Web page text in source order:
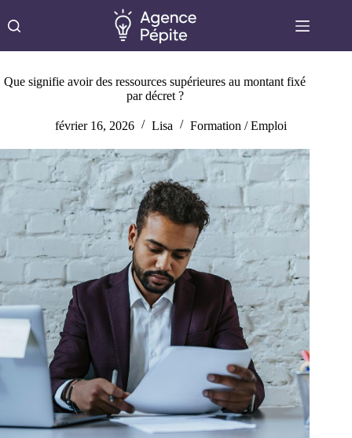
au
contenu
Que signifie avoir des ressources supérieures au montant fixé
par décret ?
février 16, 2026 Lisa Formation / Emploi